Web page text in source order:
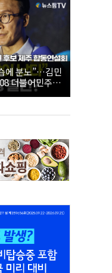
에 분노”…김민
더불어민주당
동연설회